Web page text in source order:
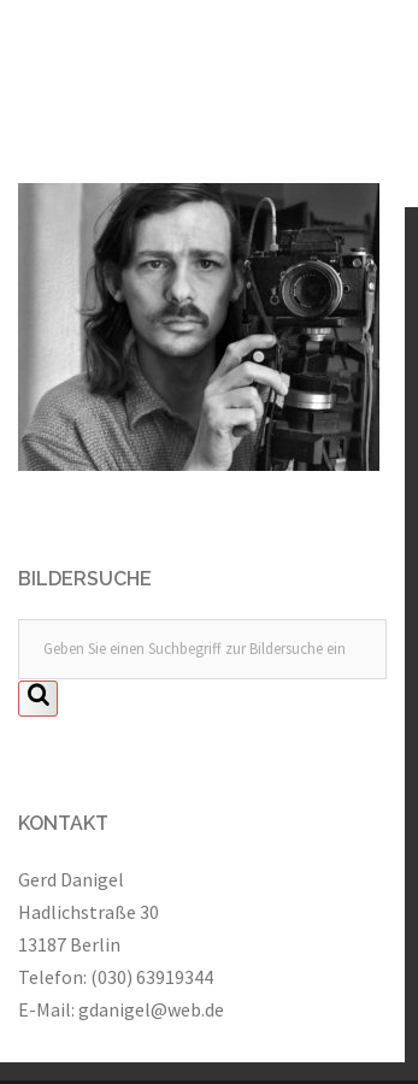
BILDERSUCHE
KONTAKT
Gerd Danigel
Hadlichstraße 30
13187 Berlin
Telefon: (030) 63919344
E-Mail: gdanigel@web.de